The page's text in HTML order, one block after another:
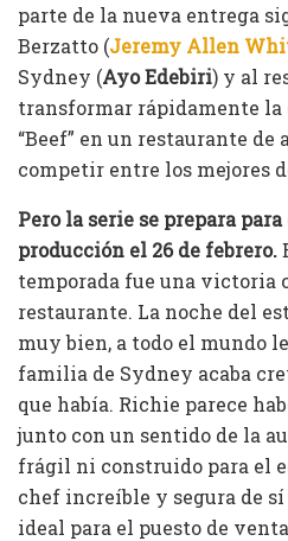
parte de la nueva entrega
Berzatto (Jeremy Allen
Sydney (Ayo Edebiri) y al
transformar rápidamente la
“Beef” en un restaurante
competir entre los mejores
Pero la serie se prepara
producción el 26 de febrero.
temporada fue una victoria
restaurante. La noche del
muy bien, a todo el mundo
familia de Sydney acaba
que había. Richie parece
junto con un sentido de la
frágil ni construido para el
chef increíble y segura de
ideal para el puesto de